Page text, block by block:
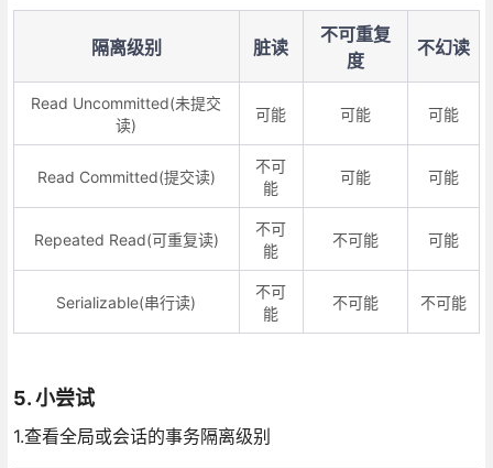
隔离级别 脏读
不可重复
度
不幻读
Read Uncommitted(未提交
读)
可能 可能 可能
Read Committed(提交读)
不可
能
可能 可能
Repeated Read(可重复读)
不可
能
不可能 可能
Serializable(串行读)
不可
能
不可能 不可能
5. 小尝试
1.查看全局或会话的事务隔离级别